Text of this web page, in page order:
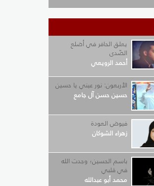
يعلق الحافر في أضلع
الصّدى
أحمد الرويعي
الأربعون: نور عيني يا حسين
حسين حسن آل جامع
فيوض العودة
زهراء الشوكان
باسم الحسين؛ وجدت الله
في قلبي
محمد أبو عبدالله